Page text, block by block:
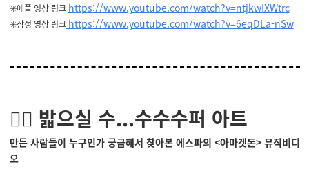
✳️애플 영상 링크 https://www.youtube.com/watch?v=ntjkwIXWtrc
✳️삼성 영상 링크 https://www.youtube.com/watch?v=6eqDLa-nSw
🧝‍♀️ 밟으실 수...수수수퍼 아트
만든 사람들이 누구인가 궁금해서 찾아본 에스파의 <아마겟돈> 뮤직비디
오